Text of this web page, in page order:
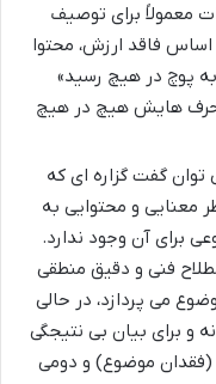
معمولاً برای توصیف
فاقد ارزش، محتوا
پوچ در هیچ رسید»
حرف هایش هیچ در هیچ
توان گفت گزاره ای که
معنایی و محتوایی به
برای آن وجود ندارد.
فنی و دقیق منطقی
می پردازد، در حالی
و برای بیان بی نتیجگی
(فقدان موضوع) و دومی